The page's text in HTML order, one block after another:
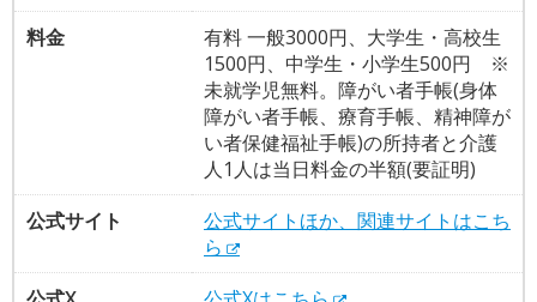
料金
有料 一般3000円、大学生・高校生
1500円、中学生・小学生500円 ※
未就学児無料。障がい者手帳(身体
障がい者手帳、療育手帳、精神障が
い者保健福祉手帳)の所持者と介護
人1人は当日料金の半額(要証明)
公式サイト
公式サイトほか、関連サイトはこち
ら